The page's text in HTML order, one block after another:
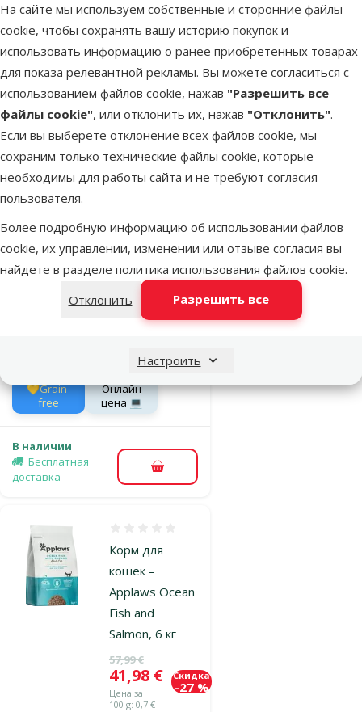
На сайте мы используем собственные и сторонние файлы
cookie, чтобы сохранять вашу историю покупок и
использовать информацию о ранее приобретенных товарах
для показа релевантной рекламы. Вы можете согласиться с
использованием файлов cookie, нажав "Разрешить все
файлы cookie", или отклонить их, нажав "Отклонить".
Если вы выберете отклонение всех файлов cookie, мы
сохраним только технические файлы cookie, которые
необходимы для работы сайта и не требуют согласия
пользователя.
Более подробную информацию об использовании файлов
cookie, их управлении, изменении или отзыве согласия вы
найдете в разделе политика использования файлов cookie.
Отклонить
Разрешить все
Настроить
Цена
13,98 €
Цена за
100 g: 0,8 €
Скидка
-30 %
💛Grain-
free
Онлайн
цена 💻
В наличии В корзину
Корм для
котят –
Applaws Kitten,
Исходная цена
57,99 €
Цена
42,98 €
100 g: 0,6 €
💛Grain-
free
Онлайн
цена 💻
В наличии
Бесплатная
доставка
В корзину
Корм для
кошек –
Applaws Ocean
Fish and
Salmon, 6 кг
Исходная цена
57,99 €
Цена
41,98 €
Цена за
100 g: 0,7 €
Скидка
-27 %